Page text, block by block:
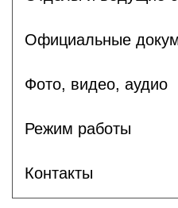
Официальные
Фото, видео, аудио
Режим работы
Контакты